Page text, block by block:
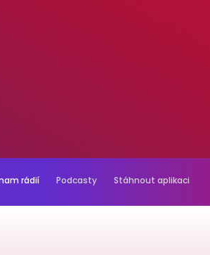
rádií Podcasty Stáhnout aplikaci